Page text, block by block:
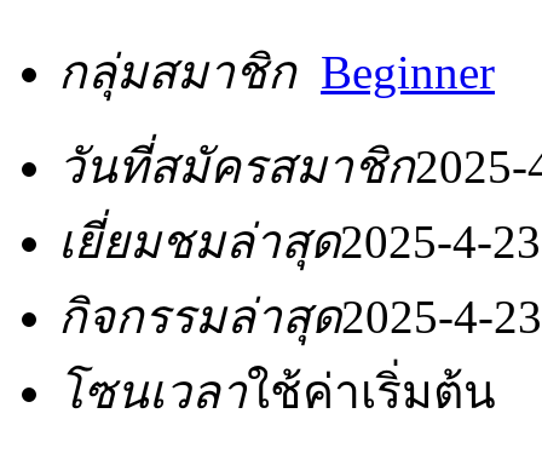
กลุ่มสมาชิก Beginner
วันที่สมัครสมาชิก2025-
เยี่ยมชมล่าสุด2025-4-
กิจกรรมล่าสุด2025-4-
โซนเวลาใช้ค่าเริ่มต้น